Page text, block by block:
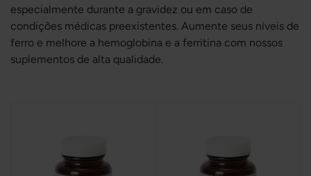
especialmente durante a gravidez ou em caso de
condições médicas preexistentes. Aumente seus níveis de
ferro e melhore a hemoglobina e a ferritina com nossos
suplementos de alta qualidade.